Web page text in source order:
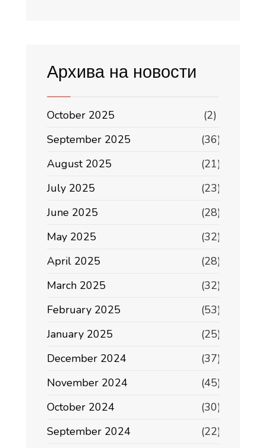
Архива на новости
October 2025
(2)
September 2025
(36)
August 2025
(21)
July 2025
(23)
June 2025
(28)
May 2025
(32)
April 2025
(28)
March 2025
(32)
February 2025
(53)
January 2025
(25)
December 2024
(37)
November 2024
(45)
October 2024
(30)
September 2024
(22)